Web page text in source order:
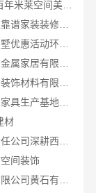
黄石有设计感装修实景案例-湖北百年米莱空间美学装饰材料有限公司
苏州百年豪庭新材料有限公司市区靠谱家装装修多少钱拎包入住
重庆御墅建筑材料有限公司现浇别墅优惠活动环保材料
材
间装饰